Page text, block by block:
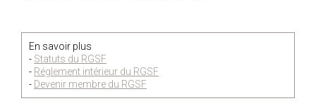
En savoir plus
- Statuts du RGSF
- Réglement intérieur du RGSF
- Devenir membre du RGSF